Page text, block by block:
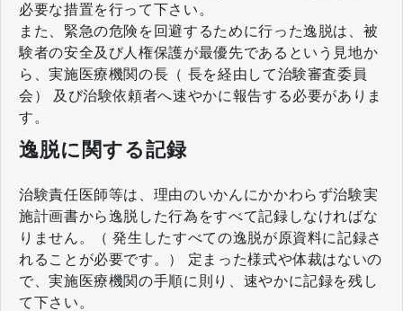
必要な措置を行って下さい。
また、緊急の危険を回避するために行った逸脱は、被
験者の安全及び人権保護が最優先であるという見地か
ら、実施医療機関の長（ 長を経由して治験審査委員
会） 及び治験依頼者へ速やかに報告する必要がありま
す。
逸脱に関する記録
治験責任医師等は、理由のいかんにかかわらず治験実
施計画書から逸脱した行為をすべて記録しなければな
りません。（ 発生したすべての逸脱が原資料に記録さ
れることが必要です。） 定まった様式や体裁はないの
で、実施医療機関の手順に則り、速やかに記録を残し
て下さい。